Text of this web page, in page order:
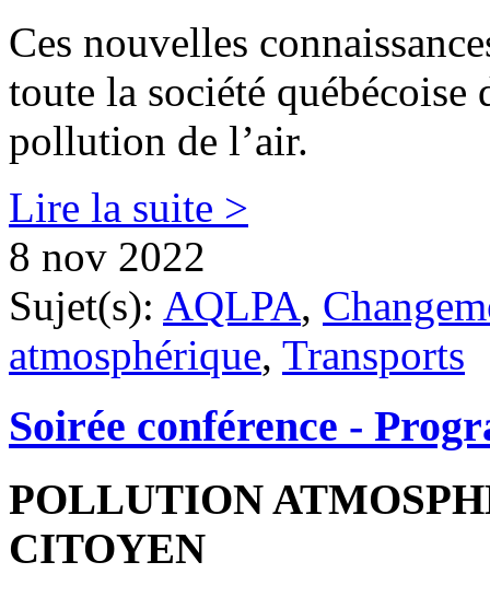
Ces nouvelles
toute la société québécoise
pollution de l’air.
Lire la suite >
8 nov 2022
Sujet(s): AQLPA,
atmosphérique, Transports
Soirée conférence -
POLLUTION
CITOYEN